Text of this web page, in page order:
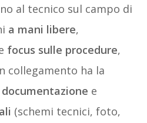
al tecnico sul campo di
a mani libere,
focus sulle procedure,
collegamento ha la
e
(schemi tecnici, foto,